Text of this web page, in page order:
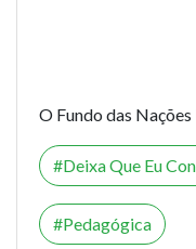
O Fundo das Nações
Deixa Que Eu
Pedagógica